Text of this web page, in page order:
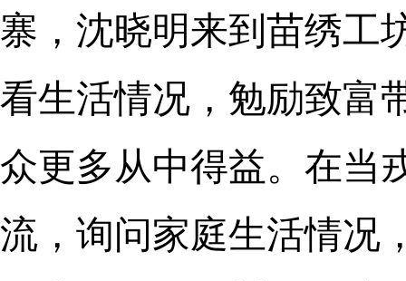
寨，沈晓明来到苗绣工
看生活情况，勉励致富
众更多从中得益。在当
流，询问家庭生活情况